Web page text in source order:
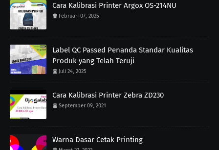
Cara Kalibrasi Printer Argox OS-214NU
Februari 07, 2025
Label QC Passed Penanda Standar Kualitas
Produk yang Telah Teruji
Juli 24, 2025
Cara Kalibrasi Printer Zebra ZD230
September 09, 2021
Warna Dasar Cetak Printing